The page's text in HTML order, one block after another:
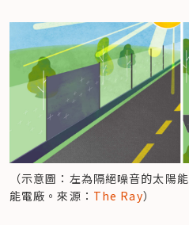
（示意圖：左為隔絕噪音的太陽
能電廠。來源： The Ray）